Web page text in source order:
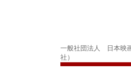
一般社団法人 日本映
社）